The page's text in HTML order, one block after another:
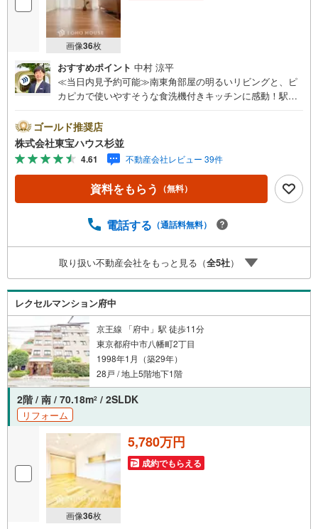
画像36枚
おすすめポイント 中村 涼平
≪当日内見予約可能≫南東角部屋の明るいリビングと、ピ
カピカで使いやすそうな食洗機付きキッチンに感動！駅徒
来を予測し人生設計から始まる「未来カレンダー」のご提
案。未来に起こるであろうご自宅リフォームをオンライン
上でご提案「ミラカレクラブ」。不動産売却時、ご自宅を
綺麗にかつ瀟洒にさせるCG加工ホームステイジングサービ
ス。購入者様へ、税理士による確定申告の無料セミナーを
ご招待いたします。◆ご予約に際して◆日時のご希望をお
鍵等の手配や内覧（居住中物件）の手配が必要な場合がご
と、スムーズなご案内が可能となりますのでお手数ですが
ご一報ください。◆物件のご案内は◆弊社へのご来社、お
客様宅へのお迎え・最寄駅での待ち合わせ、物件周辺のコ
ンビニ等でお待ち合わせなど、ご希望をお伝えください。
ご希望条件をお伝え頂けましたら、ご見学希望物件以外の
資料も用意して参ります。
ゴールド推奨店
株式会社東宝ハウス杉並
4.61 不動産会社レビュー 39件
資料をもらう （無料）
電話する （通話料無料）
取り扱い不動産会社をもっと見る（全5社）
レクセルマンション府中
京王線 「府中」駅 徒歩11分
東京都府中市八幡町2丁目
1998年1月（築29年）
28戸 / 地上5階地下1階
2階 / 南 / 70.18m2 / 2SLDK
リフォーム
画像36枚
5,780万円
成約でもらえる